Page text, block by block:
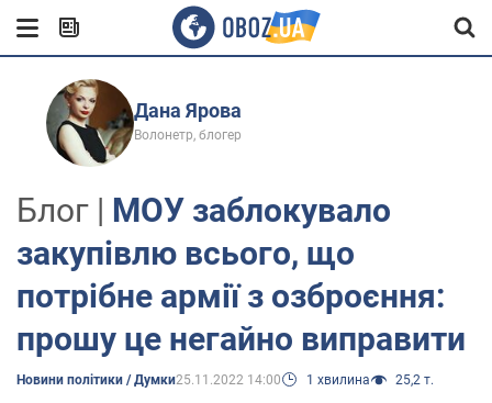
Дана Ярова
Волонетр, блогер
Блог | МОУ заблокувало
закупівлю всього, що
потрібне армії з озброєння:
прошу це негайно виправити
Новини політики / Думки25.11.2022 14:00 1 хвилина 25,2 т.